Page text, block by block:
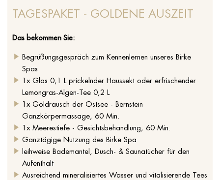
TAGESPAKET - GOLDENE AUSZEIT
Das bekommen Sie:
Begrüßungsgespräch zum Kennenlernen unseres Birke
Spas
1x Glas 0,1 L prickelnder Haussekt oder erfrischender
Lemongras-Algen-Tee 0,2 L
1x Goldrausch der Ostsee - Bernstein
Ganzkörpermassage, 60 Min.
1x Meerestiefe - Gesichtsbehandlung, 60 Min.
Ganztägige Nutzung des Birke Spa
leihweise Bademantel, Dusch- & Saunatücher für den
Aufenthalt
Ausreichend mineralisiertes Wasser und vitalisierende Tees